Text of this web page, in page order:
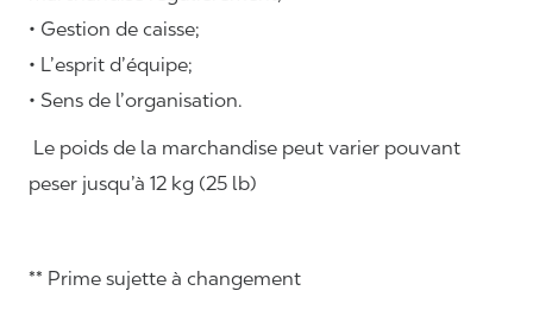
• Gestion de caisse;
• L’esprit d’équipe;
• Sens de l’organisation.
Le poids de la marchandise peut varier pouvant
peser jusqu’à 12 kg (25 lb)
** Prime sujette à changement